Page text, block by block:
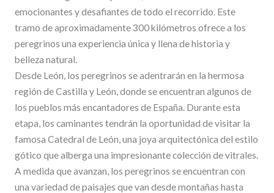
emocionantes y desafiantes de todo el recorrido. Este
tramo de aproximadamente 300 kilómetros ofrece a los
peregrinos una experiencia única y llena de historia y
belleza natural.
Desde León, los peregrinos se adentrarán en la hermosa
región de Castilla y León, donde se encuentran algunos de
los pueblos más encantadores de España. Durante esta
etapa, los caminantes tendrán la oportunidad de visitar la
famosa Catedral de León, una joya arquitectónica del estilo
gótico que alberga una impresionante colección de vitrales.
A medida que avanzan, los peregrinos se encuentran con
una variedad de paisajes que van desde montañas hasta